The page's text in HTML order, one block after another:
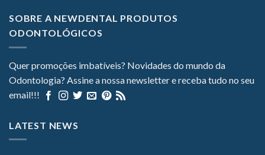
SOBRE A NEWDENTAL PRODUTOS
ODONTOLÓGICOS
Quer promoções imbatíveis? Novidades do mundo da
Odontologia? Assine a nossa newsletter e receba tudo no seu
email!!!
LATEST NEWS